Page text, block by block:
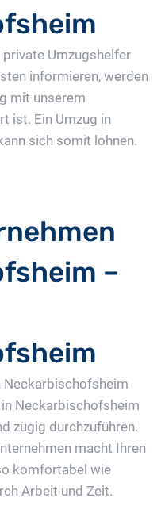
Umzugshelfer
informieren, werden
mit unserem
ist. Ein Umzug in
sich somit lohnen.
–
Neckarbischofsheim
Neckarbischofsheim
zügig durchzuführen.
macht Ihren
komfortabel wie
Arbeit und Zeit.